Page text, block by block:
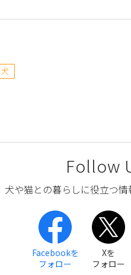
犬
Follow
犬や猫との暮らしに役立つ情
Facebookを
フォロー
Xを
フォロー